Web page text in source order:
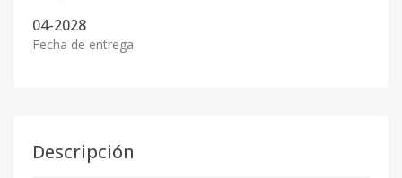
04-2028
Fecha de entrega
Descripción